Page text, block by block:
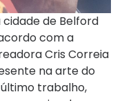
de Belford
com a
Cris Correia
na arte do
trabalho,